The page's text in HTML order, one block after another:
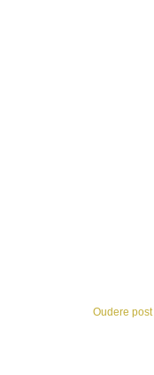
Oudere post